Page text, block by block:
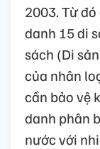
2003. Từ đó
danh 15 di
sách (Di
của nhân
cần bảo vệ
danh phân
nước với